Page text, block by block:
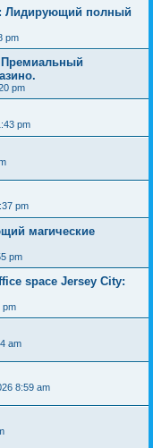
Лидирующий полный
pm
Премиальный
pm
pm
pm
магические
pm
space Jersey City:
pm
am
8:59 am